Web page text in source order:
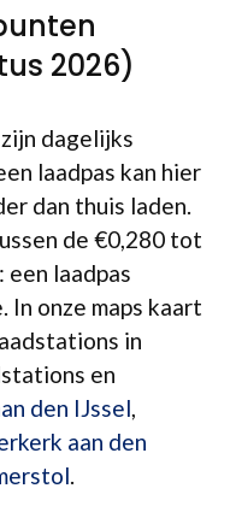
2026)
dagelijks
laadpas kan hier
dan thuis laden.
de €0,280 tot
laadpas
In onze maps kaart
in
en
den IJssel,
aan den
.